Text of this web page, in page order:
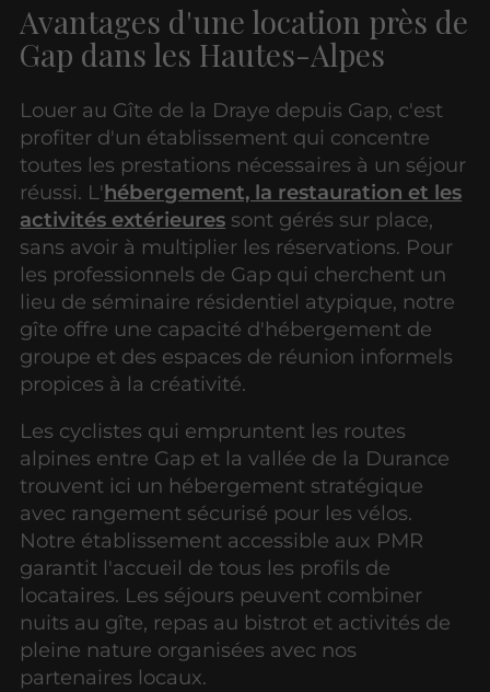
Avantages d'une location près de
Gap dans les Hautes-Alpes
Louer au Gîte de la Draye depuis Gap, c'est
profiter d'un établissement qui concentre
toutes les prestations nécessaires à un séjour
réussi. L'hébergement, la restauration et les
activités extérieures sont gérés sur place,
sans avoir à multiplier les réservations. Pour
les professionnels de Gap qui cherchent un
lieu de séminaire résidentiel atypique, notre
gîte offre une capacité d'hébergement de
groupe et des espaces de réunion informels
propices à la créativité.
Les cyclistes qui empruntent les routes
alpines entre Gap et la vallée de la Durance
trouvent ici un hébergement stratégique
avec rangement sécurisé pour les vélos.
Notre établissement accessible aux PMR
garantit l'accueil de tous les profils de
locataires. Les séjours peuvent combiner
nuits au gîte, repas au bistrot et activités de
pleine nature organisées avec nos
partenaires locaux.